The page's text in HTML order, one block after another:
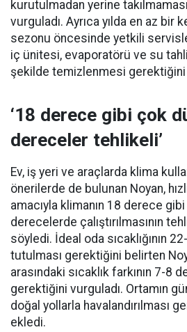
kurutulmadan yerine
vurguladı. Ayrıca yılda en az bir
sezonu öncesinde yetkili
iç ünitesi, evaporatörü ve su
şekilde temizlenmesi
‘18 derece gibi çok
dereceler tehlikeli’
Ev, iş yeri ve araçlarda klima
önerilerde de bulunan Noyan,
amacıyla klimanın 18 derece
derecelerde çalıştırılmasının
söyledi. İdeal oda sıcaklığının
tutulması gerektiğini belirten
arasındaki sıcaklık farkının 7-8
gerektiğini vurguladı. Ortamın
doğal yollarla havalandırılması
ekledi.